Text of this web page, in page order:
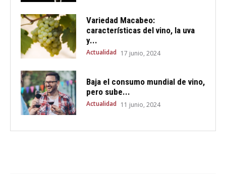
Variedad Macabeo:
características del vino, la uva
y...
Actualidad 17 junio, 2024
Baja el consumo mundial de vino,
pero sube...
Actualidad 11 junio, 2024